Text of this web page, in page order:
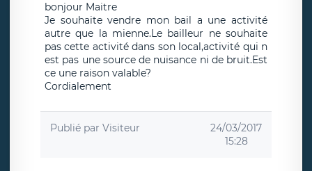
bonjour Maitre
Je souhaite vendre mon bail a une activité
autre que la mienne.Le bailleur ne souhaite
pas cette activité dans son local,activité qui n
est pas une source de nuisance ni de bruit.Est
ce une raison valable?
Cordialement
Publié par Visiteur
24/03/2017
15:28